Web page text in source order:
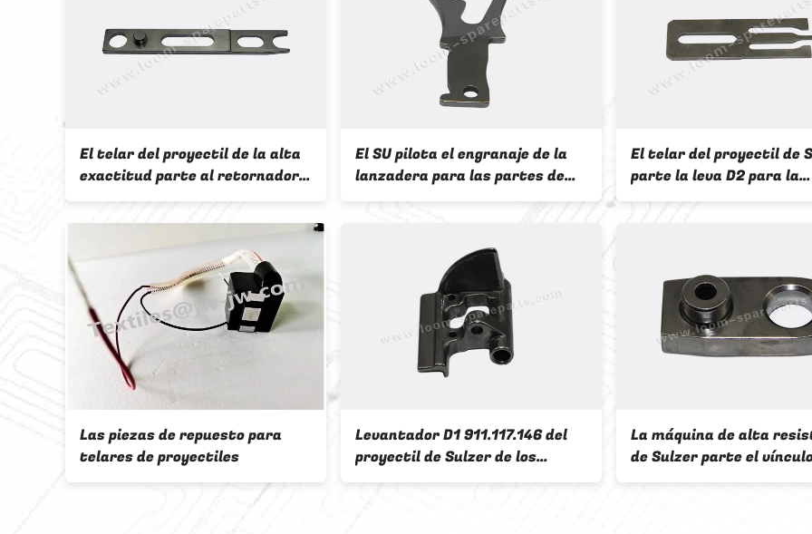
El telar del proyectil de la alta
exactitud parte al retornador
D1 TW11 911 del proyectil 526
008
El SU pilota el engranaje de la
lanzadera para las partes de
maquinaria de las materias
El telar del proyectil de
parte la leva D2 para la
maquinaria 911 de las
Las piezas de repuesto para
telares de proyectiles
Levantador D1 911.117.146 del
proyectil de Sulzer de los
recambios de la máquina de
La máquina de alta
de Sulzer parte el
911.326.057 del